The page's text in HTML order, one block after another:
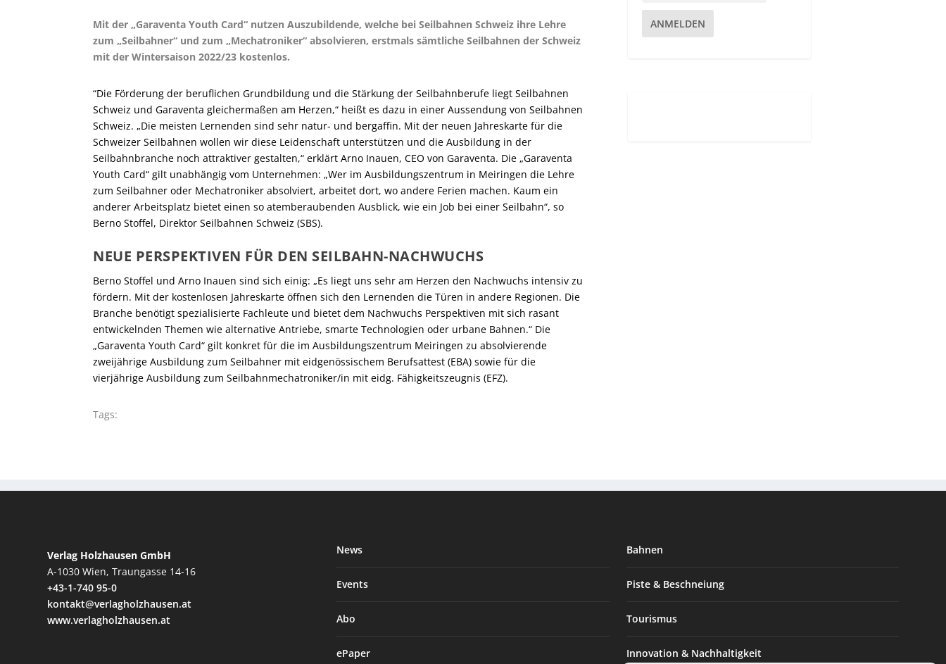
Mit der „Garaventa Youth Card“ nutzen Auszubildende, welche bei Seilbahnen Schweiz ihre Lehre
zum „Seilbahner“ und zum „Mechatroniker“ absolvieren, erstmals sämtliche Seilbahnen der Schweiz
mit der Wintersaison 2022/23 kostenlos.
“Die Förderung der beruflichen Grundbildung und die Stärkung der Seilbahnberufe liegt Seilbahnen
Schweiz und Garaventa gleichermaßen am Herzen,“ heißt es dazu in einer Aussendung von Seilbahnen
Schweiz. „Die meisten Lernenden sind sehr natur- und bergaffin. Mit der neuen Jahreskarte für die
Schweizer Seilbahnen wollen wir diese Leidenschaft unterstützen und die Ausbildung in der
Seilbahnbranche noch attraktiver gestalten,“ erklärt Arno Inauen, CEO von Garaventa. Die „Garaventa
Youth Card“ gilt unabhängig vom Unternehmen: „Wer im Ausbildungszentrum in Meiringen die Lehre
zum Seilbahner oder Mechatroniker absolviert, arbeitet dort, wo andere Ferien machen. Kaum ein
anderer Arbeitsplatz bietet einen so atemberaubenden Ausblick, wie ein Job bei einer Seilbahn“, so
Berno Stoffel, Direktor Seilbahnen Schweiz (SBS).
NEUE PERSPEKTIVEN FÜR DEN SEILBAHN-NACHWUCHS
Berno Stoffel und Arno Inauen sind sich einig: „Es liegt uns sehr am Herzen den Nachwuchs intensiv zu
fördern. Mit der kostenlosen Jahreskarte öffnen sich den Lernenden die Türen in andere Regionen. Die
Branche benötigt spezialisierte Fachleute und bietet dem Nachwuchs Perspektiven mit sich rasant
entwickelnden Themen wie alternative Antriebe, smarte Technologien oder urbane Bahnen.“ Die
„Garaventa Youth Card“ gilt konkret für die im Ausbildungszentrum Meiringen zu absolvierende
zweijährige Ausbildung zum Seilbahner mit eidgenössischem Berufsattest (EBA) sowie für die
vierjährige Ausbildung zum Seilbahnmechatroniker/in mit eidg. Fähigkeitszeugnis (EFZ).
Tags:
ANMELDEN
Verlag Holzhausen GmbH
A-1030 Wien, Traungasse 14-16
+43-1-740 95-0
kontakt@verlagholzhausen.at
www.verlagholzhausen.at
News
Events
Abo
ePaper
Bahnen
Piste & Beschneiung
Tourismus
Innovation & Nachhaltigkeit